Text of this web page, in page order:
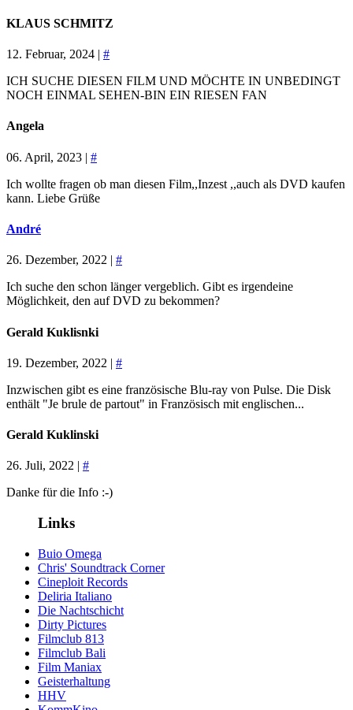
KLAUS SCHMITZ
12. Februar, 2024 | #
ICH SUCHE DIESEN FILM UND MÖCHTE IN UNBEDINGT
NOCH EINMAL SEHEN-BIN EIN RIESEN FAN
Angela
06. April, 2023 | #
Ich wollte fragen ob man diesen Film,,Inzest ,,auch als DVD kaufen
kann. Liebe Grüße
André
26. Dezember, 2022 | #
Ich suche den schon länger vergeblich. Gibt es irgendeine
Möglichkeit, den auf DVD zu bekommen?
Gerald Kuklisnki
19. Dezember, 2022 | #
Inzwischen gibt es eine französische Blu-ray von Pulse. Die Disk
enthält "Je brule de partout" in Französisch mit englischen...
Gerald Kuklinski
26. Juli, 2022 | #
Danke für die Info :-)
Links
Buio Omega
Chris' Soundtrack Corner
Cineploit Records
Deliria Italiano
Die Nachtschicht
Dirty Pictures
Filmclub 813
Filmclub Bali
Film Maniax
Geisterhaltung
HHV